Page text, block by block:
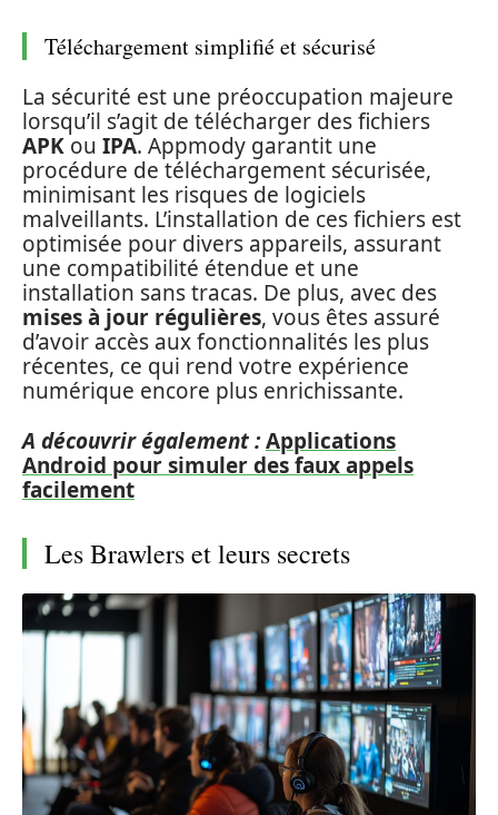
Téléchargement simplifié et sécurisé
La sécurité est une préoccupation majeure
lorsqu’il s’agit de télécharger des fichiers
APK ou IPA. Appmody garantit une
procédure de téléchargement sécurisée,
minimisant les risques de logiciels
malveillants. L’installation de ces fichiers est
optimisée pour divers appareils, assurant
une compatibilité étendue et une
installation sans tracas. De plus, avec des
mises à jour régulières, vous êtes assuré
d’avoir accès aux fonctionnalités les plus
récentes, ce qui rend votre expérience
numérique encore plus enrichissante.
A découvrir également :Applications
Android pour simuler des faux appels
facilement
Les Brawlers et leurs secrets